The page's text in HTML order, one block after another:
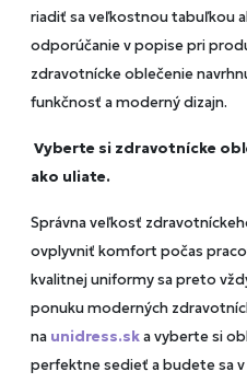
riadiť sa veľkostnou tabuľkou
odporúčanie v popise pri
zdravotnícke oblečenie
funkčnosť a moderný dizajn.
Vyberte si zdravotnícke
ako uliate.
Správna veľkosť
ovplyvniť komfort počas
kvalitnej uniformy sa preto
ponuku moderných
na unidress.ska vyberte si
perfektne sedieť a budete sa